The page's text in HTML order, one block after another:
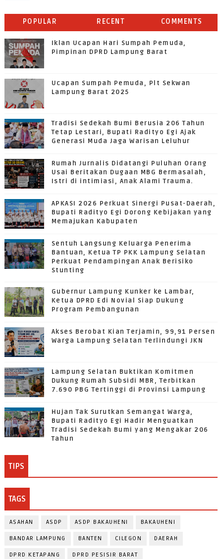
POPULAR RECENT COMMENTS
Iklan Ucapan Hari Sumpah Pemuda,
Pimpinan DPRD Lampung Barat
Ucapan Sumpah Pemuda, Plt Sekwan
Lampung Barat 2025
Tradisi Sedekah Bumi Berusia 206 Tahun
Tetap Lestari, Bupati Radityo Egi Ajak
Generasi Muda Jaga Warisan Leluhur
Rumah Jurnalis Didatangi Puluhan Orang
Usai Beritakan Dugaan MBG Bermasalah,
Istri di intimiasi, Anak Alami Trauma.
APKASI 2026 Perkuat Sinergi Pusat-Daerah,
Bupati Radityo Egi Dorong Kebijakan yang
Memajukan Kabupaten
Sentuh Langsung Keluarga Penerima
Bantuan, Ketua TP PKK Lampung Selatan
Perkuat Pendampingan Anak Berisiko
Stunting
Gubernur Lampung Kunker ke Lambar,
Ketua DPRD Edi Novial Siap Dukung
Program Pembangunan
Akses Berobat Kian Terjamin, 99,91 Persen
Warga Lampung Selatan Terlindungi JKN
Lampung Selatan Buktikan Komitmen
Dukung Rumah Subsidi MBR, Terbitkan
7.690 PBG Tertinggi di Provinsi Lampung
Hujan Tak Surutkan Semangat Warga,
Bupati Radityo Egi Hadir Menguatkan
Tradisi Sedekah Bumi yang Mengakar 206
Tahun
TIPS
TAGS
ASAHAN ASDP ASDP BAKAUHENI BAKAUHENI
BANDAR LAMPUNG BANTEN CILEGON DAERAH
DPRD KETAPANG DPRD PESISIR BARAT